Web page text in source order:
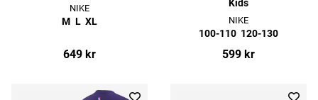
NIKE
M L XL
649 kr
Kids
NIKE
100-110 120-130
599 kr